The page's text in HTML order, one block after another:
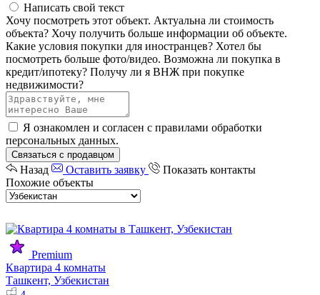
Написать свой текст
Хочу посмотреть этот объект. Актуальна ли стоимость
объекта? Хочу получить больше информации об объекте.
Какие условия покупки для иностранцев? Хотел бы
посмотреть больше фото/видео. Возможна ли покупка в
кредит/ипотеку? Получу ли я ВНЖ при покупке
недвижимости?
Я ознакомлен и согласен с правилами обработки
персональных данных.
Связаться с продавцом
Назад Оставить заявку
Показать контакты
Похожие объекты
Premium
Квартира 4 комнаты
Ташкент, Узбекистан